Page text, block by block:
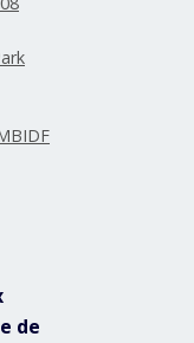
de